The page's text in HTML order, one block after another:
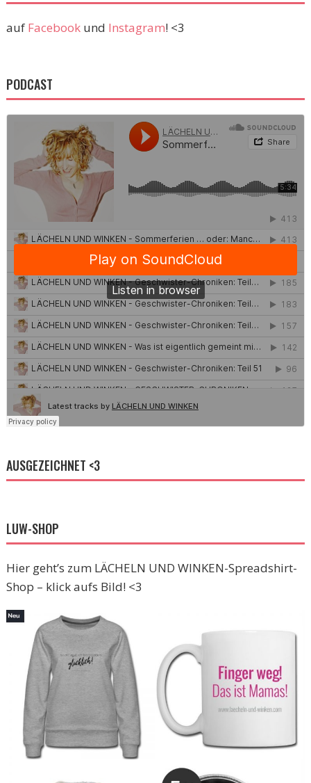
auf Facebookund Instagram! <3
PODCAST
AUSGEZEICHNET <3
LUW-SHOP
Hier geht’s zum LÄCHELN UND WINKEN-Spreadshirt-
Shop – klick aufs Bild! <3